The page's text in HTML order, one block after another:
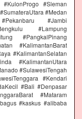
#KulonProgo #Sleman
#Medan
#Jambi
#Lampung
#PangkalPinang
#KalimantanBarat
#KalimantanSelatan
#KalimantanUtara
#SulawesiTengah
#Kendari
#Bali #Denpasar
#Mataram
#kaskus #alibaba